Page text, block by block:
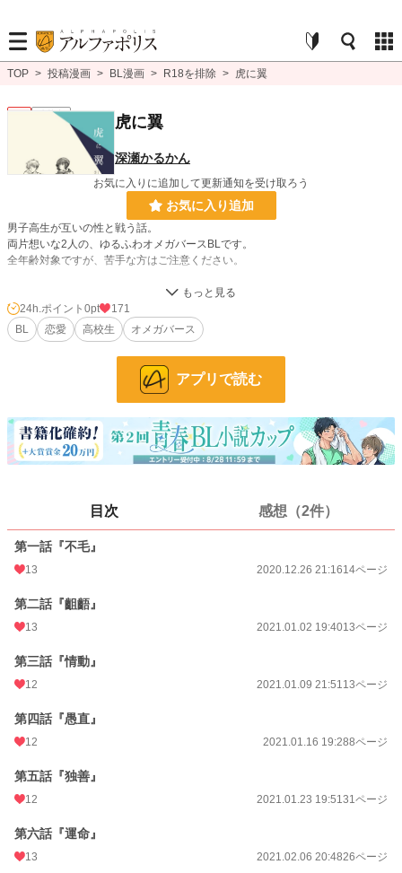
TOP > 投稿漫画 > BL漫画 > R18を排除 > 虎に翼
連載中 虎に翼
深瀬かるかん
お気に入りに追加して更新通知を受け取ろう
お気に入り追加
男子高生が互いの性と戦う話。
両片想いな2人の、ゆるふわオメガバースBLです。
全年齢対象ですが、苦手な方はご注意ください。
全7話+α。作者が初めて本を作った漫画でもあります。
BL漫画 1,406 位 / 1,406 件
1,080 位 / 1,080 件
24h.ポイント 0 pt
ページ数 142
2020.12.26 21:16
週間ポイント 7 pt (634 位)
年間ポイント 630 pt (744 位)
24h.ポイント 0pt
171
BL
恋愛 高校生 オメガバース
アプリで読む
目次 感想（2件）
第一話『不毛』
13 2020.12.26 21:1614ページ
第二話『齟齬』
13 2021.01.02 19:4013ページ
第三話『情動』
12 2021.01.09 21:5113ページ
第四話『愚直』
12 2021.01.16 19:288ページ
第五話『独善』
12 2021.01.23 19:5131ページ
第六話『運命』
13 2021.02.06 20:4826ページ